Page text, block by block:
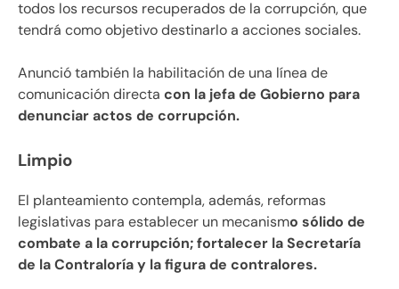
todos los recursos recuperados de la corrupción, que
tendrá como objetivo destinarlo a acciones sociales.
Anunció también la habilitación de una línea de
comunicación directa con la jefa de Gobierno para
denunciar actos de corrupción.
Limpio
El planteamiento contempla, además, reformas
legislativas para establecer un mecanismo sólido de
combate a la corrupción; fortalecer la Secretaría
de la Contraloría y la figura de contralores.